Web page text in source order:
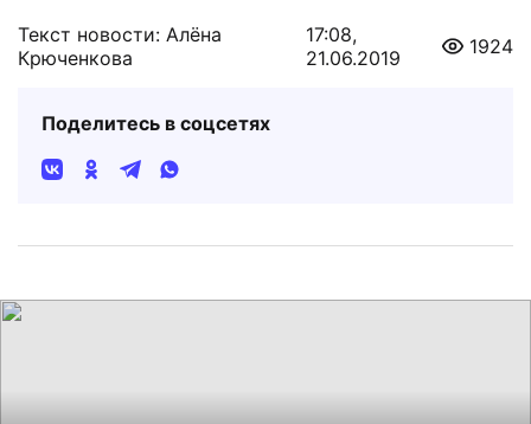
Текст новости: Алёна
Крюченкова
17:08,
21.06.2019
1924
Поделитесь в соцсетях